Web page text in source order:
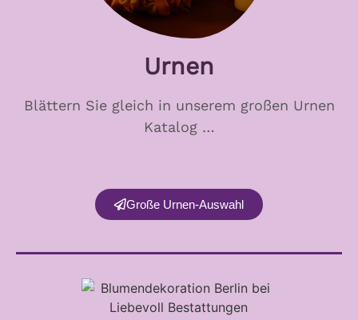
Urnen
Blättern Sie gleich in unserem großen Urnen
Katalog …
Große Urnen-Auswahl